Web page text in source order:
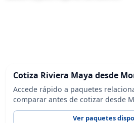
Cotiza Riviera Maya desde
Accede rápido a paquetes
comparar antes de cotizar desde
Ver paquetes